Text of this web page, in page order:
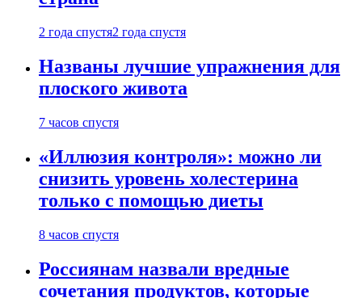
2 года спустя2 года спустя
Названы лучшие упражнения для
плоского живота
7 часов спустя
«Иллюзия контроля»: можно ли
снизить уровень холестерина
только с помощью диеты
8 часов спустя
Россиянам назвали вредные
сочетания продуктов, которые